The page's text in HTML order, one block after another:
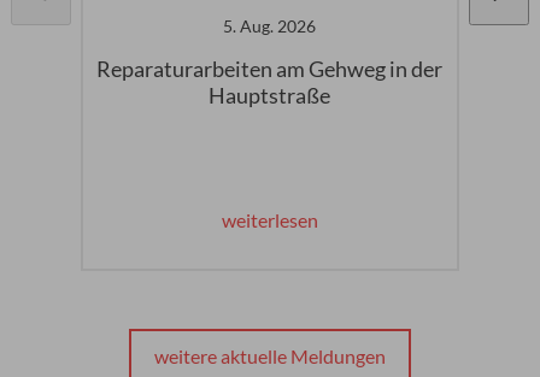
Reparaturarbeiten am Gehweg in der
Hauptstraße
5. Aug. 2026
weiterlesen
weitere aktuelle Meldungen